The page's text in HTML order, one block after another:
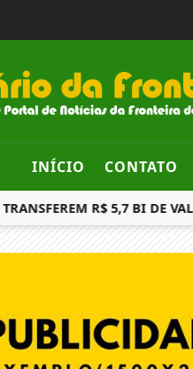
INÍCIO CONTATO
R$ 5,7 BI DE